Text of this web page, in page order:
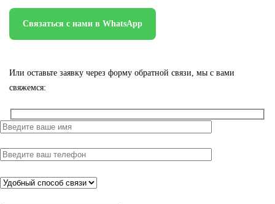
Связаться с нами в WhatsApp
Или оставьте заявку через форму обратной связи, мы с вами
свяжемся: